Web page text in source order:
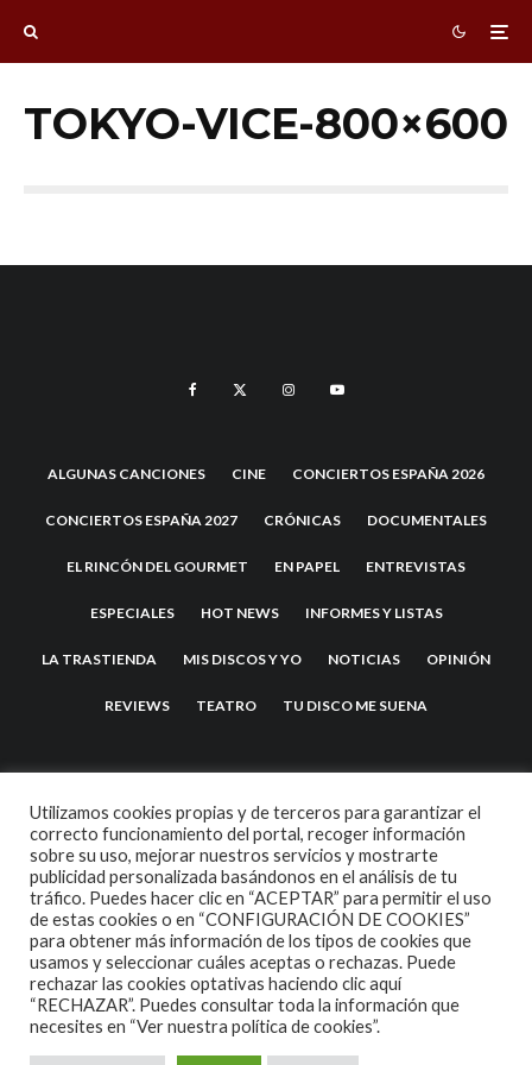
TOKYO-VICE-800×600
ALGUNAS CANCIONES CINE CONCIERTOS ESPAÑA 2026
CONCIERTOS ESPAÑA 2027 CRÓNICAS DOCUMENTALES
EL RINCÓN DEL GOURMET EN PAPEL ENTREVISTAS
ESPECIALES HOT NEWS INFORMES Y LISTAS
LA TRASTIENDA MIS DISCOS Y YO NOTICIAS OPINIÓN
REVIEWS TEATRO TU DISCO ME SUENA
2007 COPYRIGHT -CODETIPITHEME
Utilizamos cookies propias y de terceros para garantizar el
correcto funcionamiento del portal, recoger información
sobre su uso, mejorar nuestros servicios y mostrarte
publicidad personalizada basándonos en el análisis de tu
tráfico. Puedes hacer clic en “ACEPTAR” para permitir el uso
de estas cookies o en “CONFIGURACIÓN DE COOKIES”
para obtener más información de los tipos de cookies que
usamos y seleccionar cuáles aceptas o rechazas. Puede
rechazar las cookies optativas haciendo clic aquí
“RECHAZAR”. Puedes consultar toda la información que
necesites en “Ver nuestra política de cookies”.